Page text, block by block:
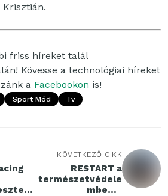
friss híreket talál
Kövesse a technológiai híreket
a Facebookon is!
Sport Mód Tv
KÖVETKEZŐ CIKK
RESTART a
természetvédele
mben –